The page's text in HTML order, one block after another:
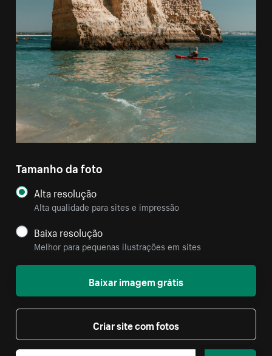
Tamanho da foto
Alta resolução
Alta qualidade para sites e impressão
Baixa resolução
Melhor para pequenas ilustrações em sites
Baixar imagem grátis
Criar site com fotos